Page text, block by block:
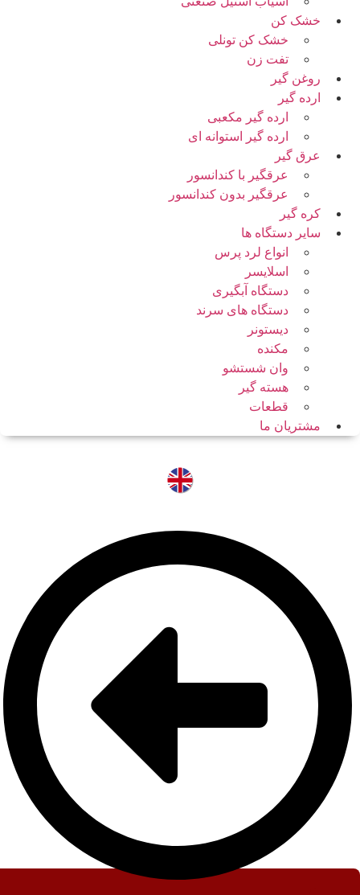
خشک کن
خشک کن تونلی
تفت زن
روغن گیر
ارده گیر
ارده گیر مکعبی
ارده گیر استوانه ای
عرق گیر
عرقگیر با کندانسور
عرقگیر بدون کندانسور
کره گیر
سایر دستگاه ها
انواع لرد پرس
اسلایسر
دستگاه آبگیری
دستگاه های سرند
دیستونر
مکنده
وان شستشو
هسته گیر
قطعات
مشتریان ما